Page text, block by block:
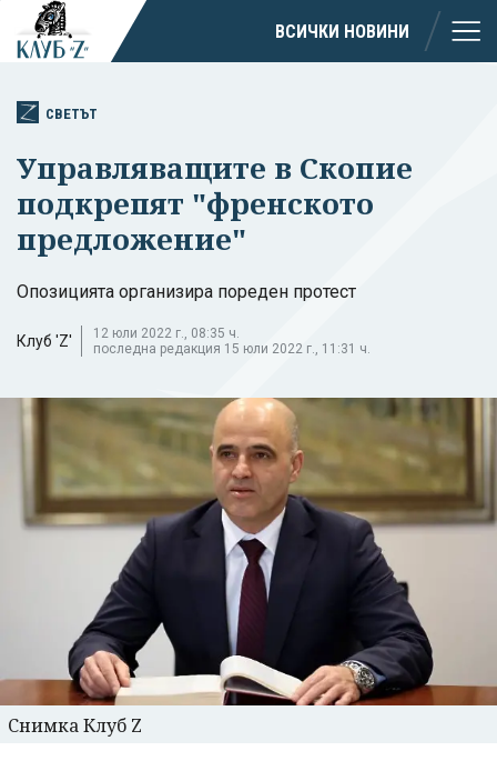
ВСИЧКИ НОВИНИ
СВЕТЪТ
Управляващите в Скопие
подкрепят "френското
предложение"
Опозицията организира пореден протест
Клуб 'Z'
12 юли 2022 г., 08:35 ч.
последна редакция 15 юли 2022 г., 11:31 ч.
Снимка Клуб Z